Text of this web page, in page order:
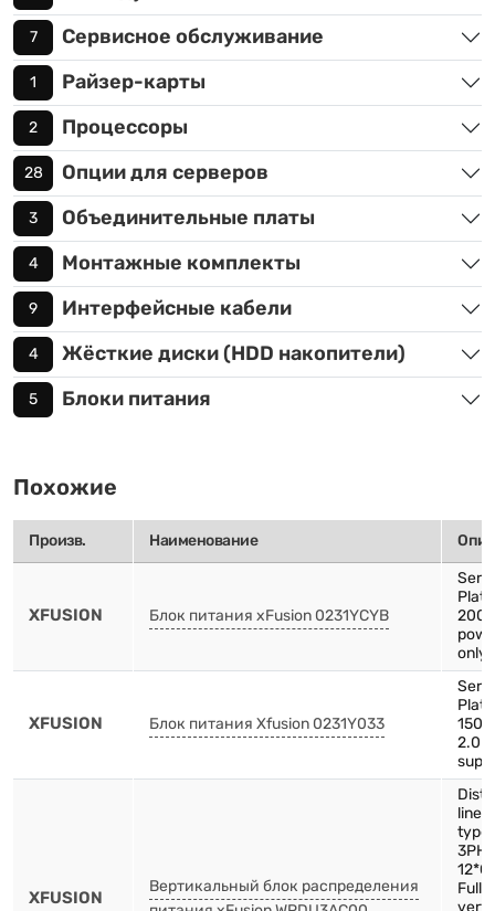
7 Сервисное обслуживание
1 Райзер-карты
2 Процессоры
28 Опции для серверов
3 Объединительные платы
4 Монтажные комплекты
9 Интерфейсные кабели
4 Жёсткие диски (HDD накопители)
5 Блоки питания
Похожие
Произв. Наименование
XFUSION Блок питания xFusion 0231YCYB
only
XFUSION Блок питания Xfusion 0231Y033
2.0
XFUSION
Вертикальный блок распределения
line-
Full